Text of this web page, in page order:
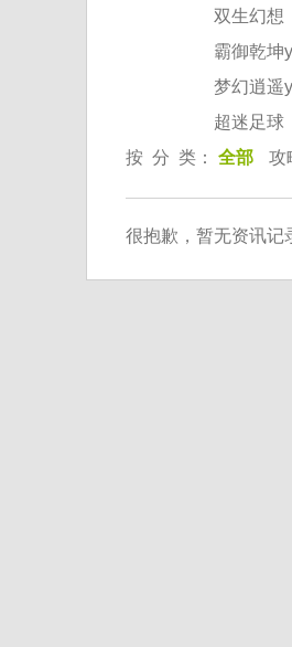
双生幻想
霸御乾坤
梦幻逍遥
超迷足球
按 分 类：
全部 攻
很抱歉，暂无资讯记